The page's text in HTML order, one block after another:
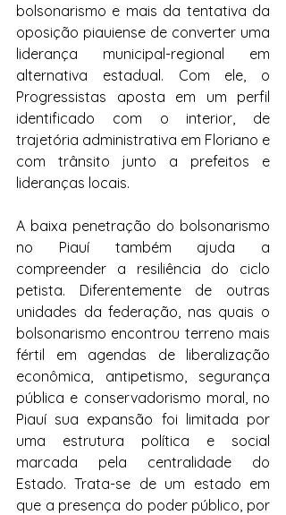
bolsonarismo e mais da tentativa da
oposição piauiense de converter uma
liderança municipal-regional em
alternativa estadual. Com ele, o
Progressistas aposta em um perfil
identificado com o interior, de
trajetória administrativa em Floriano e
com trânsito junto a prefeitos e
lideranças locais.
A baixa penetração do bolsonarismo
no Piauí também ajuda a
compreender a resiliência do ciclo
petista. Diferentemente de outras
unidades da federação, nas quais o
bolsonarismo encontrou terreno mais
fértil em agendas de liberalização
econômica, antipetismo, segurança
pública e conservadorismo moral, no
Piauí sua expansão foi limitada por
uma estrutura política e social
marcada pela centralidade do
Estado. Trata-se de um estado em
que a presença do poder público, por